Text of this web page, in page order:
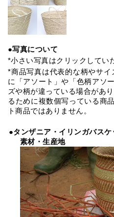
●写真について
*小さい写真はクリックしてい
*商品写真は代表的な柄やサ
に「アソート」や「色柄アソ
ズや柄が違っている場合があ
るために複数個写っている商
ト商品ではありません。
●タンザニア・イリンガバスケ
素材・生産地